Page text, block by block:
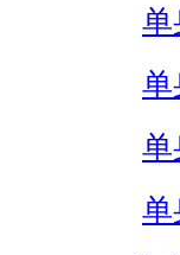
单
单
单
单